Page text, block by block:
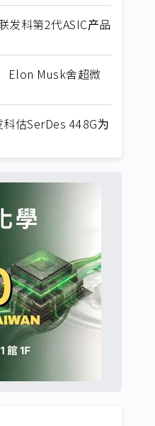
科第2代ASIC产品
Elon Musk舍超微
估SerDes 448G为